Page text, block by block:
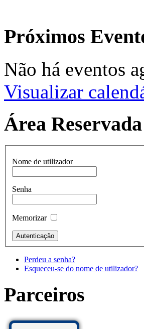
Próximos
Não há eventos
Visualizar
Área Reservada
Nome de utilizador
Senha
Memorizar
Perdeu a senha?
Esqueceu-se do nome de utilizador?
Parceiros